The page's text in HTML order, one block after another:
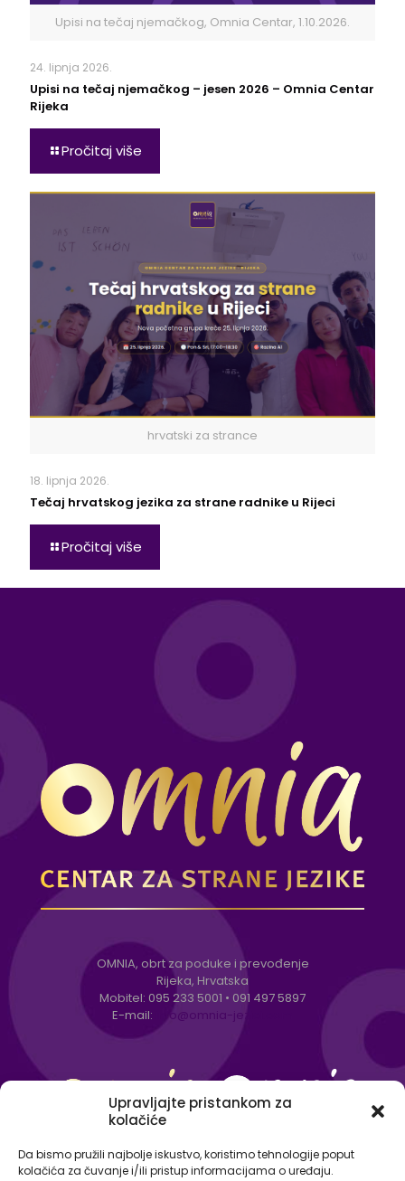
Upravljajte pristankom za
kolačiće
Da bismo pružili najbolje iskustvo, koristimo tehnologije poput
kolačića za čuvanje i/ili pristup informacijama o uređaju.
Upisi na tečaj njemačkog, Omnia Centar, 1.10.2026.
24. lipnja 2026.
Upisi na tečaj njemačkog – jesen 2026 – Omnia Centar
Rijeka
Pročitaj više
hrvatski za strance
18. lipnja 2026.
Tečaj hrvatskog jezika za strane radnike u Rijeci
Pročitaj više
OMNIA, obrt za poduke i prevođenje
Rijeka, Hrvatska
Mobitel: 095 233 5001 • 091 497 5897
E-mail:
info@omnia-jezici.com